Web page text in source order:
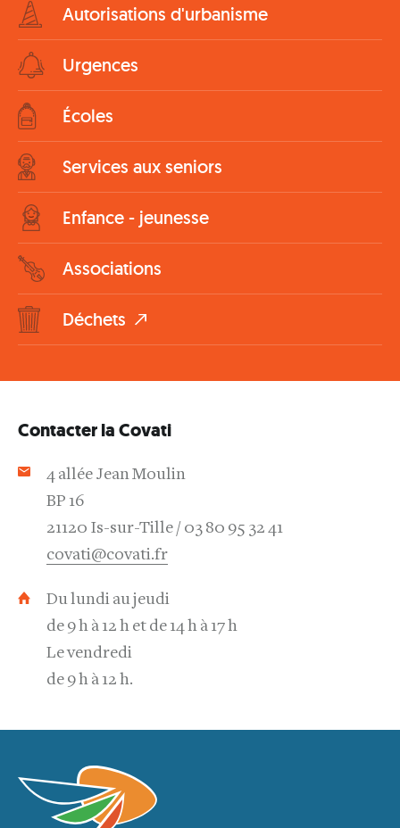
Autorisations d'urbanisme
Urgences
Écoles
Services aux seniors
Enfance - jeunesse
Associations
Déchets
Contacter la Covati
4 allée Jean Moulin
BP 16
21120 Is-sur-Tille
03 80 95 32 41
covati@covati.fr
Du lundi au jeudi
de 9 h à 12 h et de 14 h à 17 h
Le vendredi
de 9 h à 12 h.